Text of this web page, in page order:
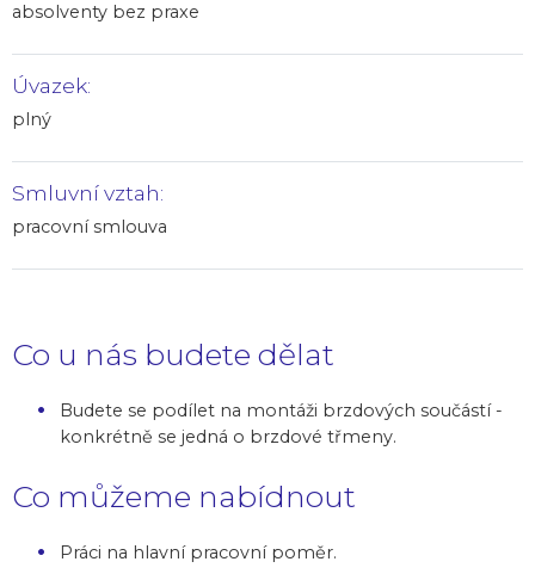
absolventy bez praxe
Úvazek:
plný
Smluvní vztah:
pracovní smlouva
Co u nás budete dělat
Budete se podílet na montáži brzdových součástí -
konkrétně se jedná o brzdové třmeny.
Co můžeme nabídnout
Práci na hlavní pracovní poměr.